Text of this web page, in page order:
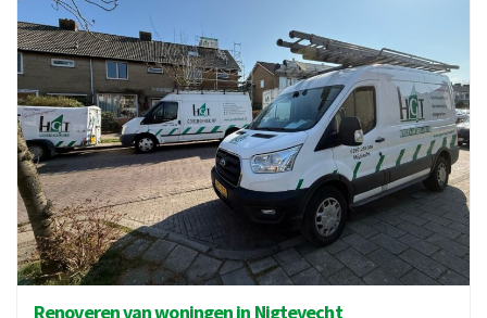
Renoveren van woningen in Nigtevecht